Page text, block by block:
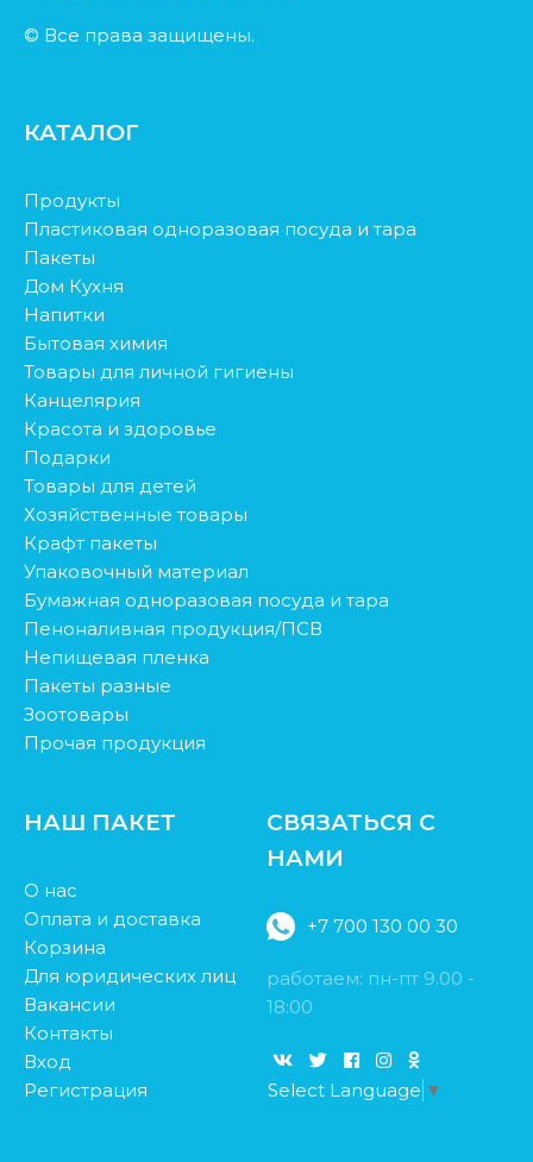
© Все права защищены.
КАТАЛОГ
Продукты
Пластиковая одноразовая посуда и тара
Пакеты
Дом Кухня
Напитки
Бытовая химия
Товары для личной гигиены
Канцелярия
Красота и здоровье
Подарки
Товары для детей
Хозяйственные товары
Крафт пакеты
Упаковочный материал
Бумажная одноразовая посуда и тара
Пеноналивная продукция/ПСВ
Непищевая пленка
Пакеты разные
Зоотовары
Прочая продукция
НАШ ПАКЕТ
О нас
Оплата и доставка
Корзина
Для юридических лиц
Вакансии
Контакты
Вход
Регистрация
СВЯЗАТЬСЯ С
НАМИ
+7 700 130 00 30
работаем: пн-пт 9.00 -
18:00
Select Language ▼